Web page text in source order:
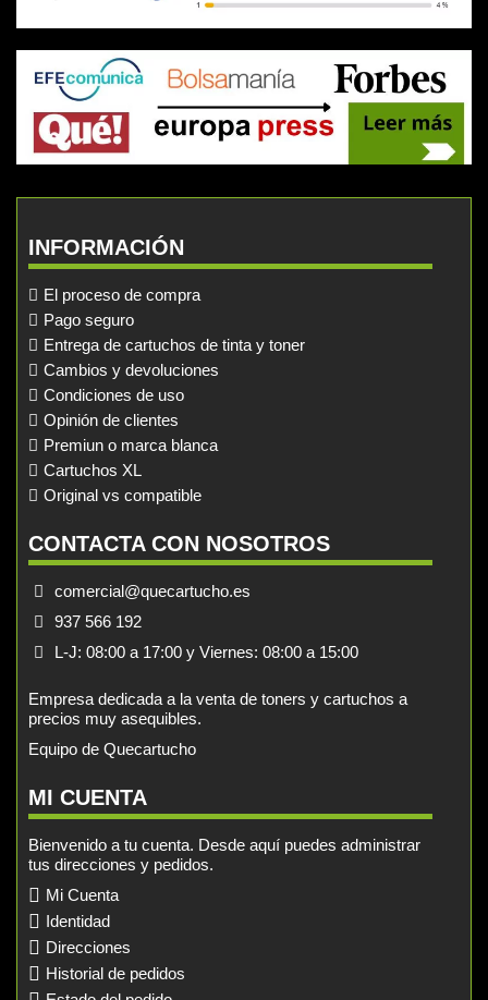
INFORMACIÓN
El proceso de compra
Pago seguro
Entrega de cartuchos de tinta y toner
Cambios y devoluciones
Condiciones de uso
Opinión de clientes
Premiun o marca blanca
Cartuchos XL
Original vs compatible
CONTACTA CON NOSOTROS
comercial@quecartucho.es
937 566 192
L-J: 08:00 a 17:00 y Viernes: 08:00 a 15:00
Empresa dedicada a la venta de toners y cartuchos a
precios muy asequibles.
Equipo de Quecartucho
MI CUENTA
Bienvenido a tu cuenta. Desde aquí puedes administrar
tus direcciones y pedidos.
Mi Cuenta
Identidad
Direcciones
Historial de pedidos